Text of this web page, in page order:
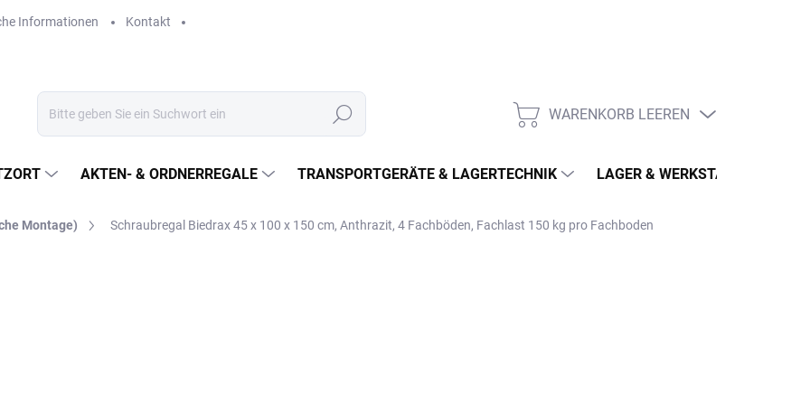
Informationen Kontakt
Suchen WARENKORB
WARENKORB LEEREN
AKTEN- & ORDNERREGALE TRANSPORTGERÄTE & LAGERTECHNIK LAGER & WERKSTATT
Montage) Schraubregal Biedrax 45 x 100 x 150 cm, Anthrazit, 4 Fachböden, Fachlast 150 kg pro Fachboden